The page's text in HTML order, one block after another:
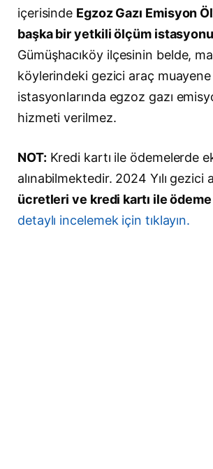
içerisinde Egzoz Gazı Emisyon
başka bir yetkili ölçüm istasyonu
Gümüşhacıköy ilçesinin belde,
köylerindeki gezici araç muayene
istasyonlarında egzoz gazı
hizmeti verilmez.
NOT: Kredi kartı ile ödemelerde
alınabilmektedir. 2024 Yılı gezici
ücretleri ve kredi kartı ile ödeme
detaylı incelemek için tıklayın.